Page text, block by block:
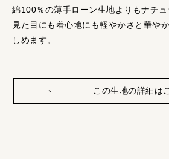
綿100％の薄手ローン生地よりもナチュ
見た目にも着心地にも軽やかさと華や
しめます。
この生地の詳細は